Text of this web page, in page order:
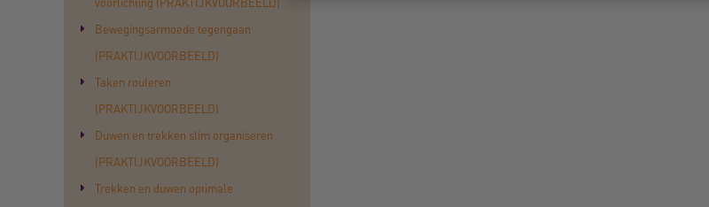
Bewegingsarmoede tegengaan
(PRAKTIJKVOORBEELD)
Taken rouleren
(PRAKTIJKVOORBEELD)
Duwen en trekken slim organiseren
(PRAKTIJKVOORBEELD)
Trekken en duwen optimale